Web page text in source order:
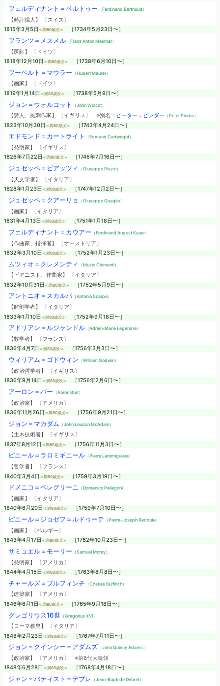
フェルディナント＝ベルトゥー （Ferdinand Berthoud）
【時計職人】 〔スイス〕
1815年3月5日 ≪満80歳没≫ ［1734年5月23日〜］
フランツ＝メスメル（Franz Anton Mesmer）
【医師】 〔ドイツ〕
1818年12月10日 ≪満80歳没≫ ［1738年6月10日〜］
フーベルト＝マウラー （Hubert Maurer）
【画家】 〔ドイツ〕
1819年1月14日 ≪満80歳没≫ ［1738年5月9日〜］
ジョン＝ウォルコット （John Wolcot）
【詩人、風刺作家】 〔イギリス〕 ※別名： ピーター＝ピンダー （Peter Pindar）
1823年10月30日 ≪満80歳没≫ ［1743年4月24日〜］
エドモンド＝カートライト （Edmund Cartwright）
【発明家】 〔イギリス〕
1826年7月22日 ≪満80歳没≫ ［1746年7月16日〜］
ジュゼッペ＝ピアッツィ （Giuseppe Piazzi）
【天文学者】 〔イタリア〕
1828年1月23日 ≪満80歳没≫ ［1747年12月2日〜］
ジュゼッペ＝クアーリョ （Giuseppe Quaglio）
【画家】 〔イタリア〕
1831年4月13日 ≪満80歳没≫ ［1751年1月18日〜］
フェルディナント＝カウアー （Ferdinand August Kauer）
【作曲家、指揮者】 〔オーストリア〕
1832年3月10日 ≪満80歳没≫ ［1752年1月23日〜］
ムツィオ＝クレメンティ （Muzio Clementi）
【ピアニスト、作曲家】 〔イタリア〕
1832年10月31日 ≪満80歳没≫ ［1752年5月9日〜］
アントニオ＝スカルパ（Antonio Scarpa）
【解剖学者】 〔イタリア〕
1833年1月10日 ≪満80歳没≫ ［1752年9月18日〜］
アドリアン＝ルジャンドル（Adrien-Marie Legendre）
【数学者】 〔フランス〕
1836年4月7日 ≪満80歳没≫ ［1756年3月3日〜］
ウィリアム＝ゴドウィン （William Godwin）
【政治哲学者】 〔イギリス〕
1836年9月14日 ≪満80歳没≫ ［1756年2月6日〜］
アーロン＝バー （Aaron Burr）
【政治家】 〔アメリカ〕
1836年11月26日 ≪満80歳没≫ ［1756年9月21日〜］
ジョン＝マカダム （John Loudon McAdam）
【土木技術者】 〔イギリス〕
1837年8月12日 ≪満80歳没≫ ［1756年11月3日〜］
ピエール＝ラロミギエール（Pierre Laromiguiere）
【哲学者】 〔フランス〕
1840年3月4日 ≪満80歳没≫ ［1759年3月19日〜］
ドメニコ＝ペレグリーニ （Domenico Pellegrini）
【画家】 〔イタリア〕
1840年6月20日 ≪満80歳没≫ ［1759年7月10日〜］
ピエール＝ジョゼフ＝ルドゥーテ （Pierre-Joseph Redoute）
【画家】 〔ベルギー〕
1843年4月17日 ≪満80歳没≫ ［1762年10月23日〜］
サミュエル＝モーリー （Samuel Morey）
【発明家】 〔アメリカ〕
1844年4月15日 ≪満80歳没≫ ［1763年8月8日〜］
チャールズ＝ブルフィンチ （Charles Bulfinch）
【建築家】 〔アメリカ〕
1846年6月1日 ≪満80歳没≫ ［1765年9月18日〜］
グレゴリウス16世（Gregorius XVI）
【ローマ教皇】 〔イタリア〕
1848年2月23日 ≪満80歳没≫ ［1767年7月11日〜］
ジョン＝クインシー＝アダムズ （John Quincy Adams）
【政治家】 〔アメリカ〕 ※第6代大統領
1848年6月28日 ≪満80歳没≫ ［1768年4月18日〜］
ジャン＝バティスト＝デブレ （Jean-Baptiste Debret）